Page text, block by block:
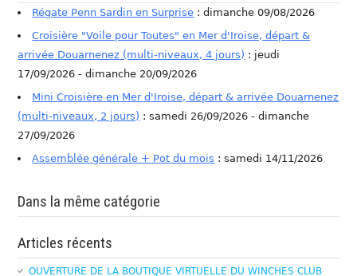
Régate Penn Sardin en Surprise : dimanche 09/08/2026
Croisière "Voile pour Toutes" en Mer d'Iroise, départ &
arrivée Douarnenez (multi-niveaux, 4 jours) : jeudi
17/09/2026 - dimanche 20/09/2026
Mini Croisière en Mer d'Iroise, départ & arrivée Douarnenez
(multi-niveaux, 2 jours) : samedi 26/09/2026 - dimanche
27/09/2026
Assemblée générale + Pot du mois : samedi 14/11/2026
Dans la même catégorie
Articles récents
OUVERTURE DE LA BOUTIQUE VIRTUELLE DU WINCHES CLUB